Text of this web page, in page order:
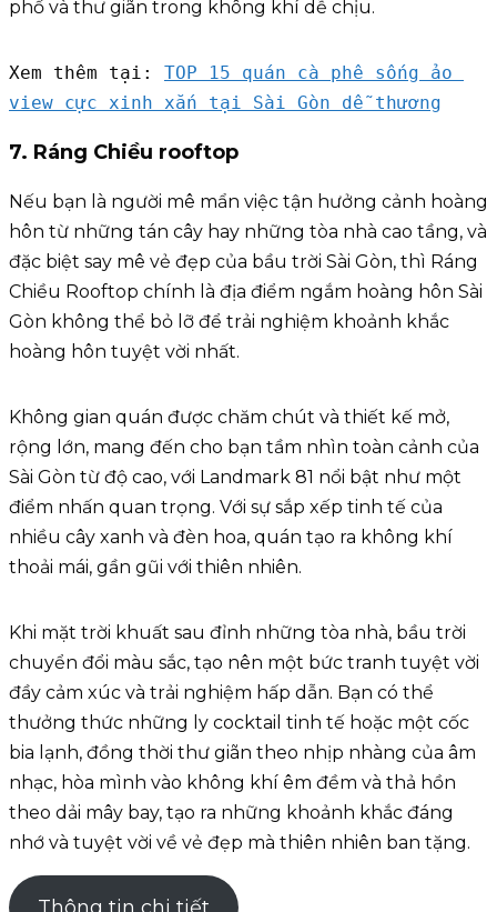
phố và thư giãn trong không khí dễ chịu.
Xem thêm tại: TOP 15 quán cà phê sống ảo
view cực xinh xắn tại Sài Gòn dễ thương
7. Ráng Chiều rooftop
Nếu bạn là người mê mẩn việc tận hưởng cảnh hoàng
hôn từ những tán cây hay những tòa nhà cao tầng, và
đặc biệt say mê vẻ đẹp của bầu trời Sài Gòn, thì Ráng
Chiều Rooftop chính là địa điểm ngắm hoàng hôn Sài
Gòn không thể bỏ lỡ để trải nghiệm khoảnh khắc
hoàng hôn tuyệt vời nhất.
Không gian quán được chăm chút và thiết kế mở,
rộng lớn, mang đến cho bạn tầm nhìn toàn cảnh của
Sài Gòn từ độ cao, với Landmark 81 nổi bật như một
điểm nhấn quan trọng. Với sự sắp xếp tinh tế của
nhiều cây xanh và đèn hoa, quán tạo ra không khí
thoải mái, gần gũi với thiên nhiên.
Khi mặt trời khuất sau đỉnh những tòa nhà, bầu trời
chuyển đổi màu sắc, tạo nên một bức tranh tuyệt vời
đầy cảm xúc và trải nghiệm hấp dẫn. Bạn có thể
thưởng thức những ly cocktail tinh tế hoặc một cốc
bia lạnh, đồng thời thư giãn theo nhịp nhàng của âm
nhạc, hòa mình vào không khí êm đềm và thả hồn
theo dải mây bay, tạo ra những khoảnh khắc đáng
nhớ và tuyệt vời về vẻ đẹp mà thiên nhiên ban tặng.